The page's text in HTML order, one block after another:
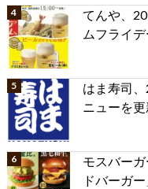
てんや、
ムフライ
はま寿司
ニューを
モスバー
ドバーガ